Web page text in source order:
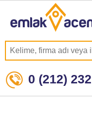
0 (212)